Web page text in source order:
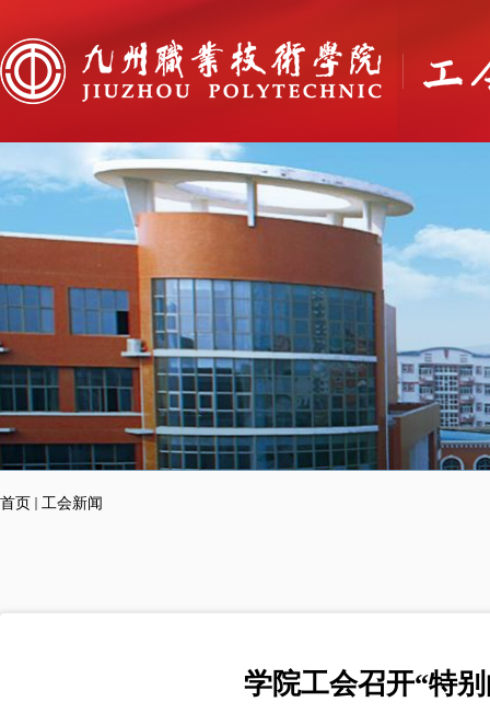
首页 工会新闻
学院工会召开“特